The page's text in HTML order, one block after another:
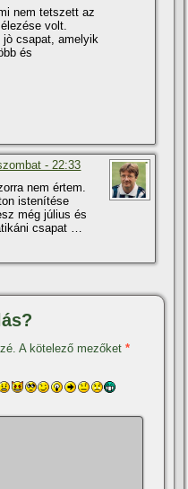
nem tetszett az
volt.
csapat, amelyik
és
- 22:33
nem értem.
istení­tése
még július és
csapat …
A kötelező mezőket*